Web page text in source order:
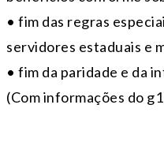
• fim das regras
servidores estaduais e
• fim da paridade e da
(Com informações do